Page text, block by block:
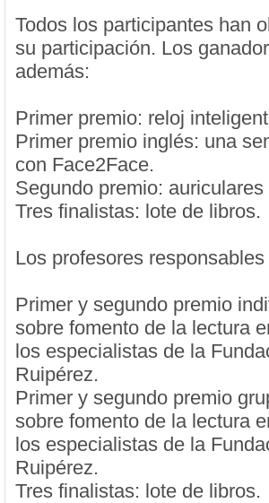
Todos los participantes han
su participación. Los
además:
Primer premio: reloj
Primer premio inglés: una
con Face2Face.
Segundo premio:
Tres finalistas: lote de libros.
Los profesores
Primer y segundo premio
sobre fomento de la lectura
los especialistas de la
Ruipérez.
Primer y segundo premio
sobre fomento de la lectura
los especialistas de la
Ruipérez.
Tres finalistas: lote de libros.